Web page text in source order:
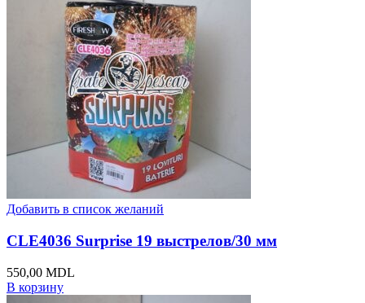
Добавить в список желаний
CLE4036 Surprise 19 выстрелов/30 мм
550,00 MDL
В корзину